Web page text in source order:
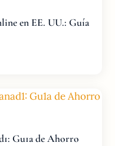
en EE. UU.: Guía
Gu1a de Ahorro